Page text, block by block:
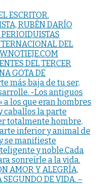
ESCRITOR.
RUBÉN DARÍO
DEL
DEL TERCER
GOTA DE
más baja de tu ser,
-Los antiguos
los que eran hombres
caballos la parte
totalmente hombre,
inferior y animal de
se manifieste
y noble.Cada
sonreírle a la vida.
AMOR Y ALEGRÍA,
SEGUNDO DE VIDA. –